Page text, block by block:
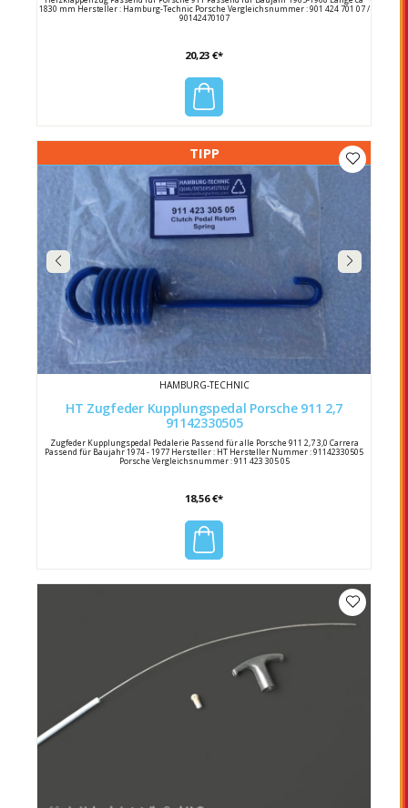
1830 mm Hersteller : Hamburg-Technic Porsche Vergleichsnummer : 901 424 701 07 /
90142470107
20,23 €*
TIPP
HAMBURG-TECHNIC
HT Zugfeder Kupplungspedal Porsche 911 2,7
91142330505
Zugfeder Kupplungspedal Pedalerie Passend für alle Porsche 911 2,7 3,0 Carrera
Passend für Baujahr 1974 - 1977 Hersteller : HT Hersteller Nummer : 91142330505
Porsche Vergleichsnummer : 911 423 305 05
18,56 €*